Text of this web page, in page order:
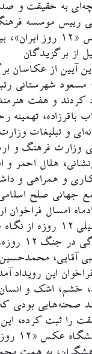
به حقیقت و
رییس موسسه
این رویداد را خواند.
از برگزیدگان
مسعود شهرستانی
کردند و هفت
باقرزاده،
و تبلیغات
وزارت فرهنگ و
و همراهی و
جهانی صلح
تحمیلی ۱۲
آقایی، محمدحسین
خشم، اشک و
صحنه‌هایی بودی
را ثبت کرده،